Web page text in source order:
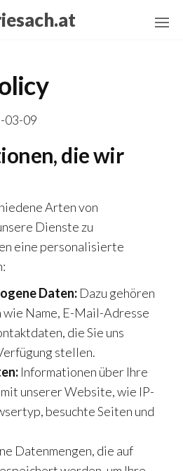
03-09
die wir
Arten von
Dienste zu
eine personalisierte
Daten: Dazu gehören
Name, E-Mail-Adresse
die Sie uns
stellen.
Informationen über Ihre
unserer Website, wie IP-
besuchte Seiten und
Datenmengen, die auf